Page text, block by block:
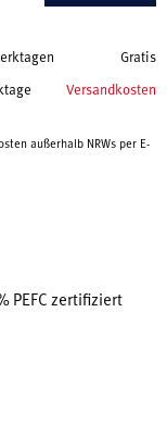
Gratis
Versandkosten
außerhalb NRWs per E-
PEFC zertifiziert